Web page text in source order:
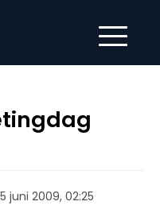
juni 2009, 02:25